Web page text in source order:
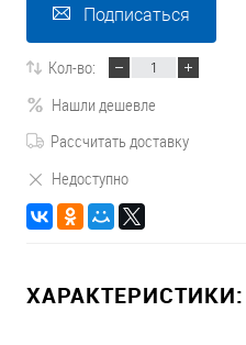
Подписаться
Кол-во:
Нашли дешевле
Рассчитать доставку
Недоступно
ХАРАКТЕРИСТИКИ: